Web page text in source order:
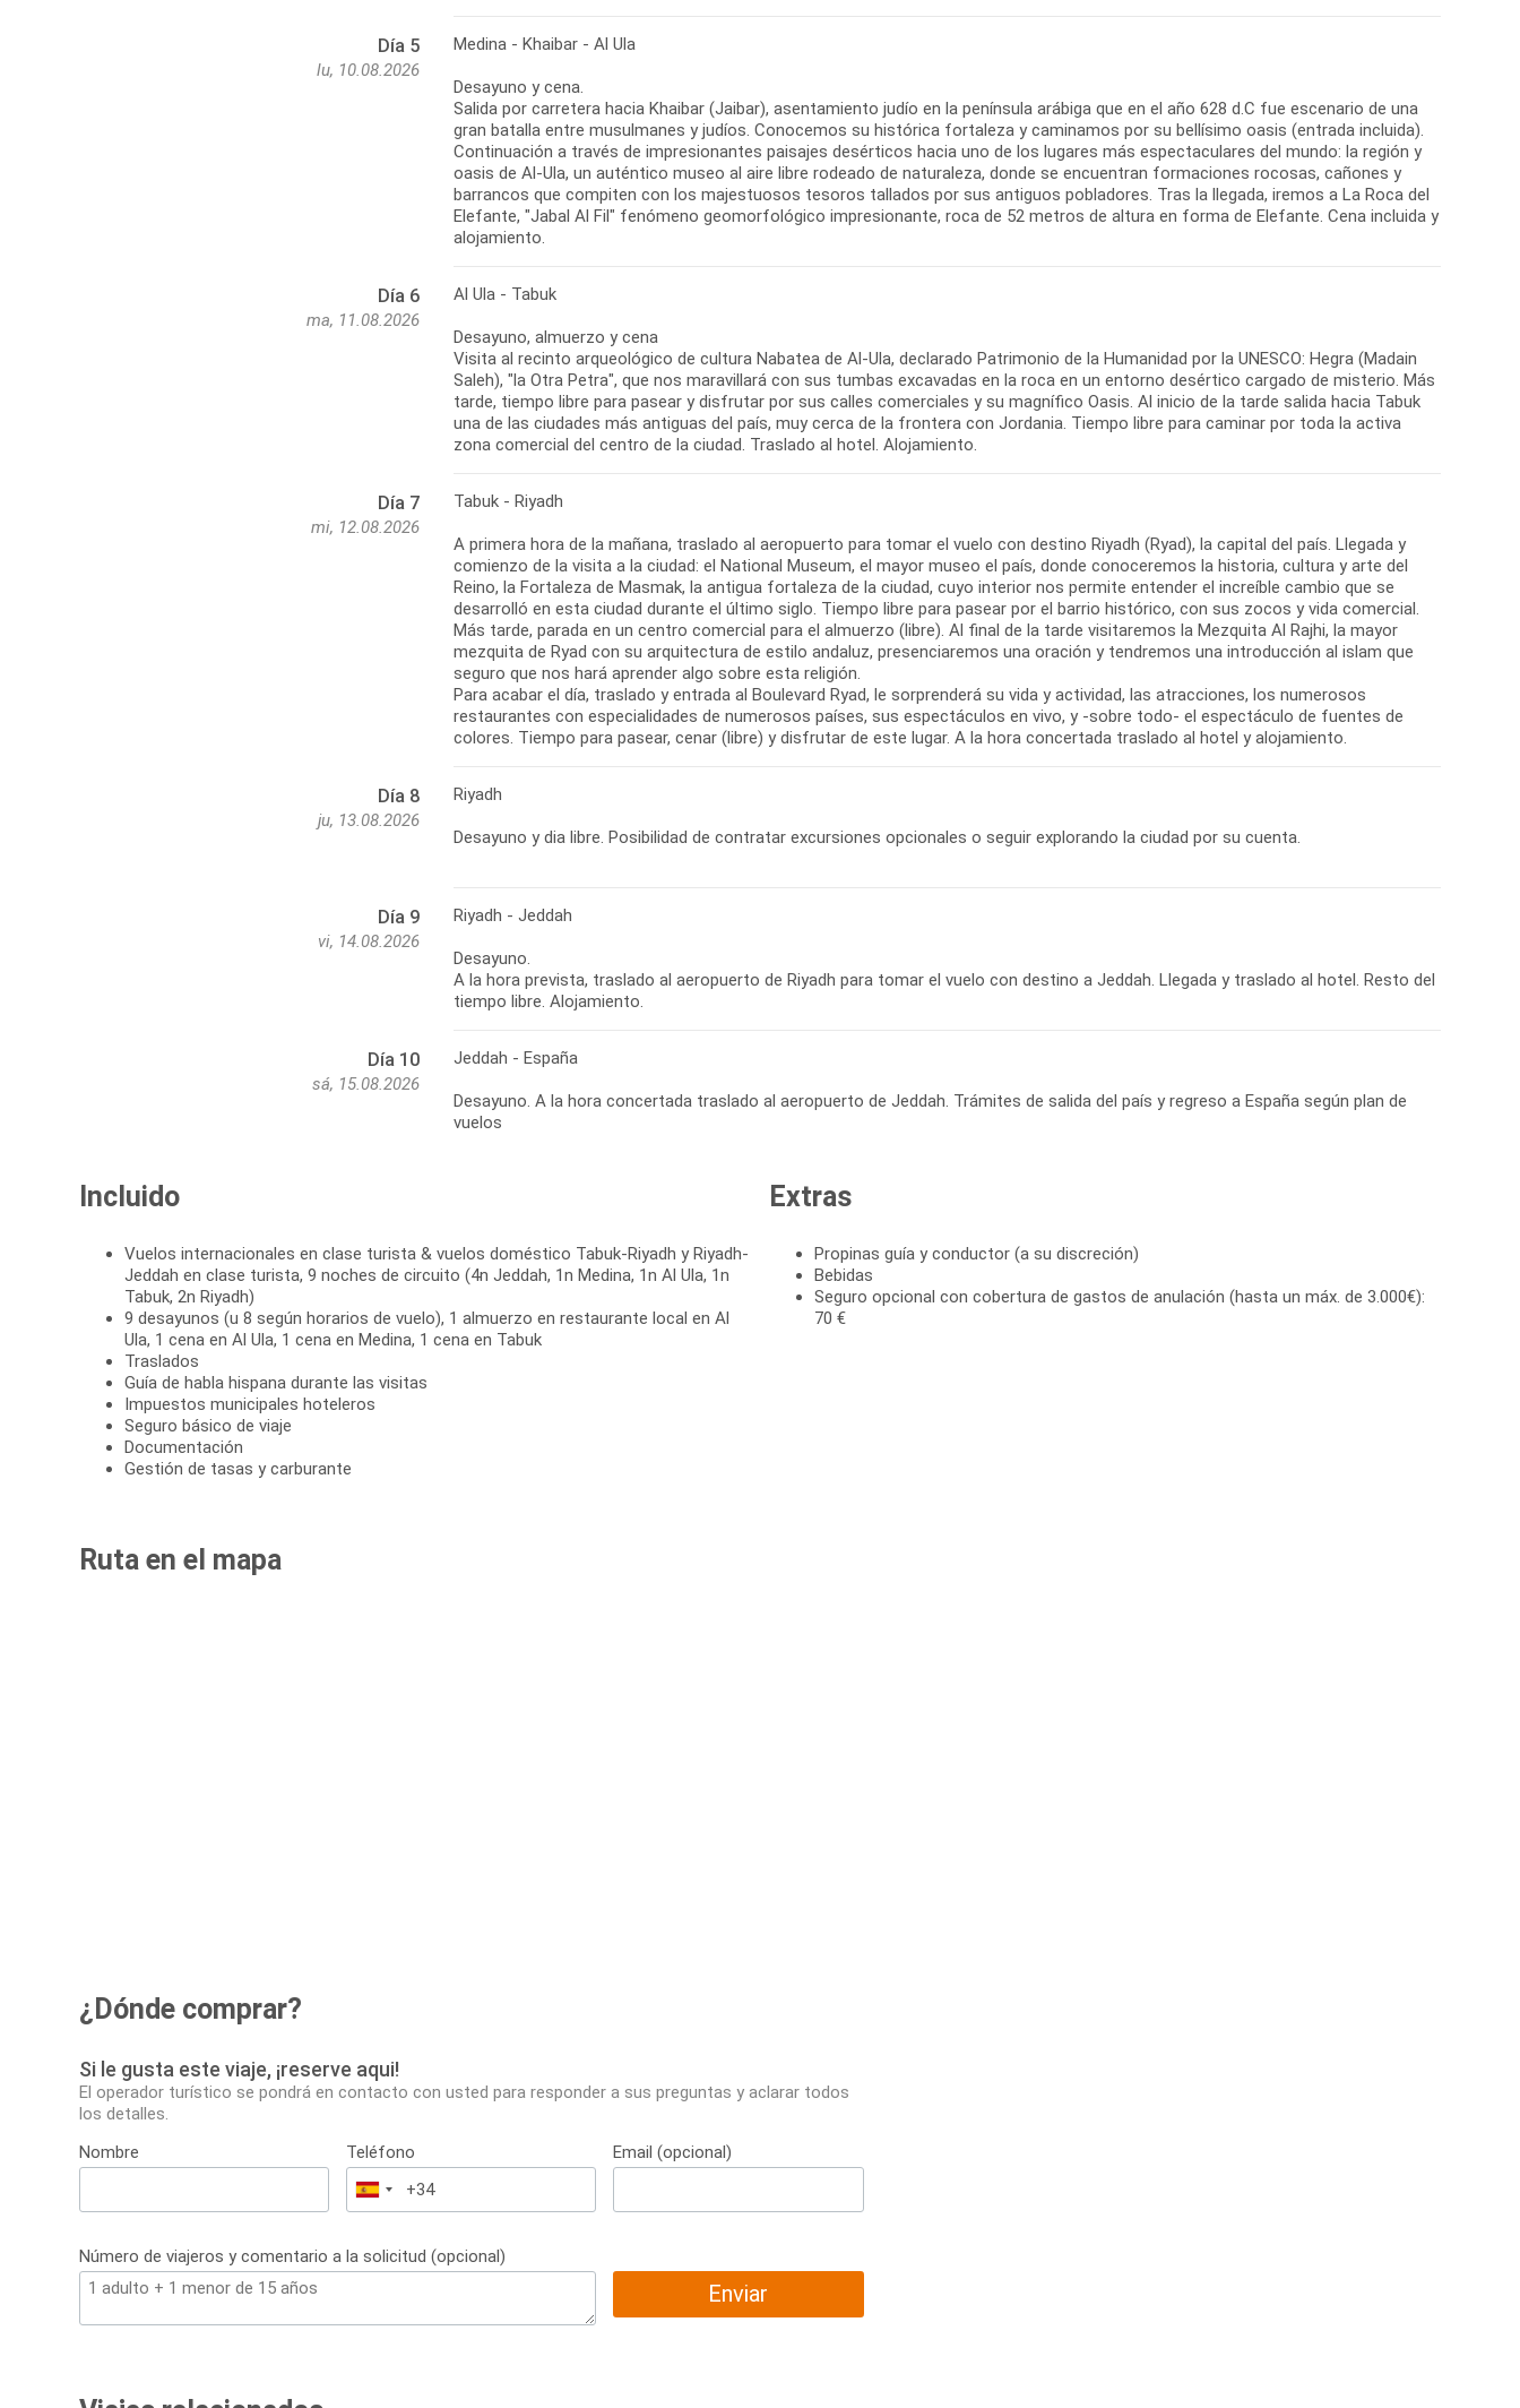
Día 5
lu, 10.08.2026
Medina - Khaibar - Al Ula
Desayuno y cena.
Salida por carretera hacia Khaibar (Jaibar), asentamiento judío en la península arábiga que en el año 628 d.C fue escenario de una
gran batalla entre musulmanes y judíos. Conocemos su histórica fortaleza y caminamos por su bellísimo oasis (entrada incluida).
Continuación a través de impresionantes paisajes desérticos hacia uno de los lugares más espectaculares del mundo: la región y
oasis de Al-Ula, un auténtico museo al aire libre rodeado de naturaleza, donde se encuentran formaciones rocosas, cañones y
barrancos que compiten con los majestuosos tesoros tallados por sus antiguos pobladores. Tras la llegada, iremos a La Roca del
Elefante, "Jabal Al Fil" fenómeno geomorfológico impresionante, roca de 52 metros de altura en forma de Elefante. Cena incluida y
alojamiento.
Día 6
ma, 11.08.2026
Al Ula - Tabuk
Desayuno, almuerzo y cena
Visita al recinto arqueológico de cultura Nabatea de Al-Ula, declarado Patrimonio de la Humanidad por la UNESCO: Hegra (Madain
Saleh), "la Otra Petra", que nos maravillará con sus tumbas excavadas en la roca en un entorno desértico cargado de misterio. Más
tarde, tiempo libre para pasear y disfrutar por sus calles comerciales y su magnífico Oasis. Al inicio de la tarde salida hacia Tabuk
una de las ciudades más antiguas del país, muy cerca de la frontera con Jordania. Tiempo libre para caminar por toda la activa
zona comercial del centro de la ciudad. Traslado al hotel. Alojamiento.
Día 7
mi, 12.08.2026
Tabuk - Riyadh
A primera hora de la mañana, traslado al aeropuerto para tomar el vuelo con destino Riyadh (Ryad), la capital del país. Llegada y
comienzo de la visita a la ciudad: el National Museum, el mayor museo el país, donde conoceremos la historia, cultura y arte del
Reino, la Fortaleza de Masmak, la antigua fortaleza de la ciudad, cuyo interior nos permite entender el increíble cambio que se
desarrolló en esta ciudad durante el último siglo. Tiempo libre para pasear por el barrio histórico, con sus zocos y vida comercial.
Más tarde, parada en un centro comercial para el almuerzo (libre). Al final de la tarde visitaremos la Mezquita Al Rajhi, la mayor
mezquita de Ryad con su arquitectura de estilo andaluz, presenciaremos una oración y tendremos una introducción al islam que
seguro que nos hará aprender algo sobre esta religión.
Para acabar el día, traslado y entrada al Boulevard Ryad, le sorprenderá su vida y actividad, las atracciones, los numerosos
restaurantes con especialidades de numerosos países, sus espectáculos en vivo, y -sobre todo- el espectáculo de fuentes de
colores. Tiempo para pasear, cenar (libre) y disfrutar de este lugar. A la hora concertada traslado al hotel y alojamiento.
Día 8
ju, 13.08.2026
Riyadh
Desayuno y dia libre. Posibilidad de contratar excursiones opcionales o seguir explorando la ciudad por su cuenta.
Día 9
vi, 14.08.2026
Riyadh - Jeddah
Desayuno.
A la hora prevista, traslado al aeropuerto de Riyadh para tomar el vuelo con destino a Jeddah. Llegada y traslado al hotel. Resto del
tiempo libre. Alojamiento.
Día 10
sá, 15.08.2026
Jeddah - España
Desayuno. A la hora concertada traslado al aeropuerto de Jeddah. Trámites de salida del país y regreso a España según plan de
Incluido
Vuelos internacionales en clase turista & vuelos doméstico Tabuk-Riyadh y Riyadh-
Jeddah en clase turista, 9 noches de circuito (4n Jeddah, 1n Medina, 1n Al Ula, 1n
Tabuk, 2n Riyadh)
9 desayunos (u 8 según horarios de vuelo), 1 almuerzo en restaurante local en Al
Ula, 1 cena en Al Ula, 1 cena en Medina, 1 cena en Tabuk
Traslados
Guía de habla hispana durante las visitas
Impuestos municipales hoteleros
Seguro básico de viaje
Documentación
Gestión de tasas y carburante
Extras
Propinas guía y conductor (a su discreción)
Bebidas
Seguro opcional con cobertura de gastos de anulación (hasta un máx. de 3.000€):
70 €
Ruta en el mapa
¿Dónde comprar?
Si le gusta este viaje, ¡reserve aqui!
El operador turístico se pondrá en contacto con usted para responder a sus preguntas y aclarar todos
los detalles.
Nombre
Teléfono
España
+34
Email (opcional)
Número de viajeros y comentario a la solicitud (opcional)
Enviar